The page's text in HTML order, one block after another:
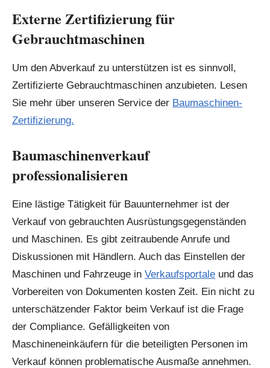
Externe Zertifizierung für
Gebrauchtmaschinen
Um den Abverkauf zu unterstützen ist es sinnvoll,
Zertifizierte Gebrauchtmaschinen anzubieten. Lesen
Sie mehr über unseren Service der Baumaschinen-
Zertifizierung.
Baumaschinenverkauf
professionalisieren
Eine lästige Tätigkeit für Bauunternehmer ist der
Verkauf von gebrauchten Ausrüstungsgegenständen
und Maschinen. Es gibt zeitraubende Anrufe und
Diskussionen mit Händlern. Auch das Einstellen der
Maschinen und Fahrzeuge in Verkaufsportale und das
Vorbereiten von Dokumenten kosten Zeit. Ein nicht zu
unterschätzender Faktor beim Verkauf ist die Frage
der Compliance. Gefälligkeiten von
Maschineneinkäufern für die beteiligten Personen im
Verkauf können problematische Ausmaße annehmen.